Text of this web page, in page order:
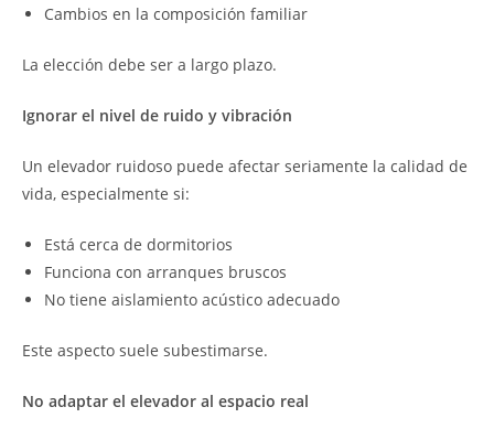
Cambios en la composición familiar
La elección debe ser a largo plazo.
Ignorar el nivel de ruido y vibración
Un elevador ruidoso puede afectar seriamente la calidad de
vida, especialmente si:
Está cerca de dormitorios
Funciona con arranques bruscos
No tiene aislamiento acústico adecuado
Este aspecto suele subestimarse.
No adaptar el elevador al espacio real